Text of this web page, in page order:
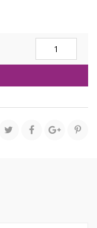
ΞΥΛΙΝΑ
ΠΕΔΙΛΑ
ΜΕ
ποσότητα